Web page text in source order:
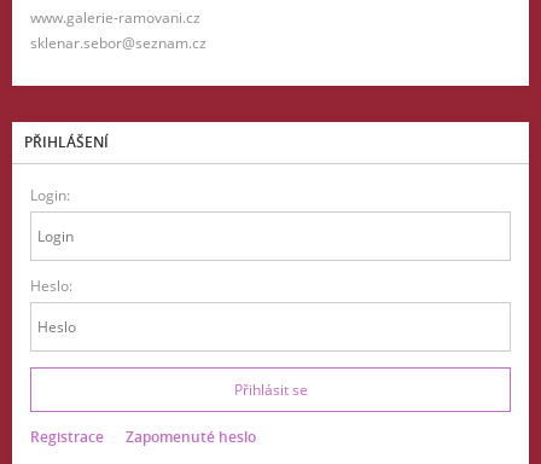
www.galerie-ramovani.cz
sklenar.sebor@seznam.cz
PŘIHLÁŠENÍ
Login:
Heslo:
Registrace Zapomenuté heslo